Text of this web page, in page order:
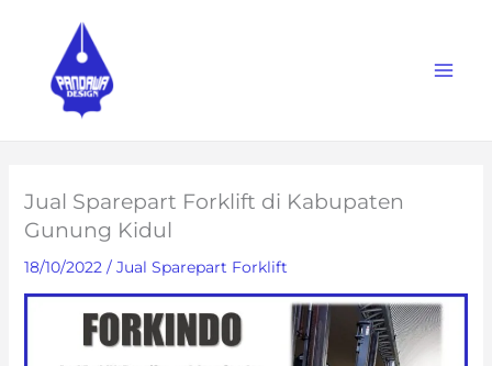
content
Jual Sparepart Forklift di Kabupaten
Gunung Kidul
18/10/2022 / Jual Sparepart Forklift